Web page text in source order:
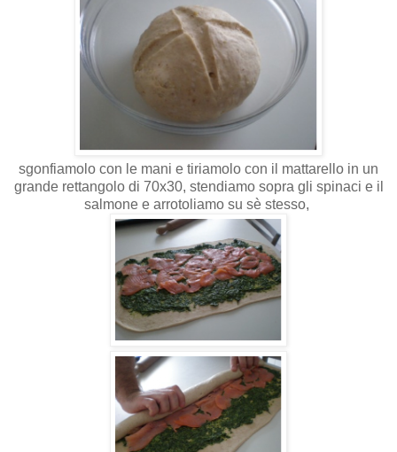
sgonfiamolo con le mani e tiriamolo con il mattarello in un
grande rettangolo di 70x30, stendiamo sopra gli spinaci e il
salmone e arrotoliamo su sè stesso,